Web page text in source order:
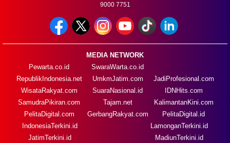
9000 7751
MEDIA NETWORK
Pewarta.co.id
RepublikIndonesia.net
WisataRakyat.com
SamudraPikiran.com
PelitaDigital.com
SwaraWarta.co.id
UmkmJatim.com
SuaraNasional.id
Tajam.net
GerbangRakyat.com
JadiProfesional.com
IDNHits.com
KalimantanKini.com
PelitaDigital.id
IndonesiaTerkini.id
JatimTerkini.id
LamonganTerkini.id
MadiunTerkini.id